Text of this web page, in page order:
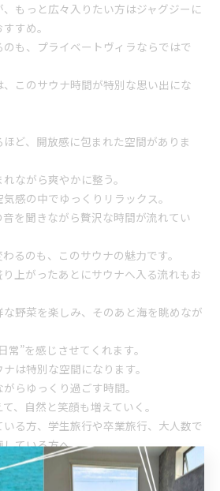
もっと広々入りたい方はジャグジーに
すめ。
も、プライベートヴィラならではで
このサウナ時間が特別な思い出にな
ど、開放感に包まれた空間がありま
ながら爽やかに整う。
感の中でゆっくりリラックス。
を聞きながら贅沢な時間が流れてい
るのも、このサウナの魅力です。
上がったあとにサウナへ入る流れもお
野菜を楽しみ、そのあと海を眺めなが
常”を感じさせてくれます。
は特別な空間になります。
らゆっくり過ごす時間。
、自然と笑顔も増えていく。
る方、学生旅行や卒業旅行、大人数で
ている方へ。
、特別なプライベートサウナをぜひ体